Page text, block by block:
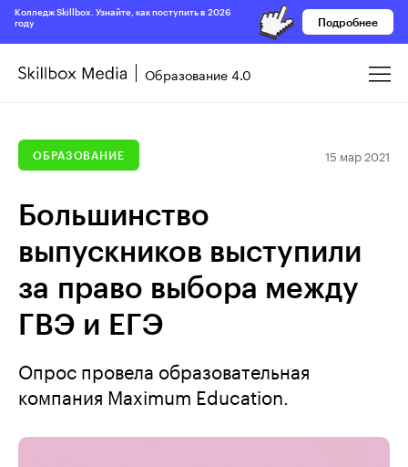
Колледж Skillbox. Узнайте, как поступить в 2026
году
Подробнее
Образование 4.0
ОБРАЗОВАНИЕ 15 мар 2021
Большинство
выпускников выступили
за право выбора между
ГВЭ и ЕГЭ
Опрос провела образовательная
компания Maximum Education.